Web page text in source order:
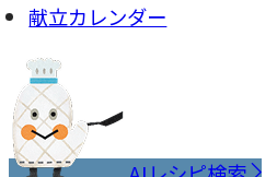
献立カレンダー